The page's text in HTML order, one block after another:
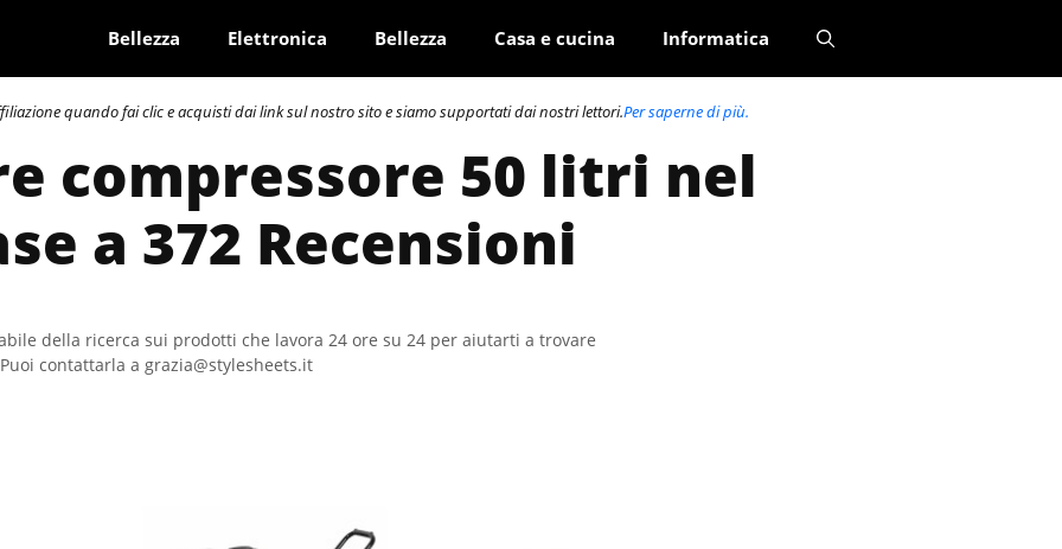
Bellezza Elettronica Bellezza Casa e cucina Informatica
quando fai clic e acquisti dai link sul nostro sito e siamo supportati dai nostri lettori.Per saperne di più.
compressore 50 litri nel
a 372 Recensioni
della ricerca sui prodotti che lavora 24 ore su 24 per aiutarti a trovare
contattarla a grazia@stylesheets.it